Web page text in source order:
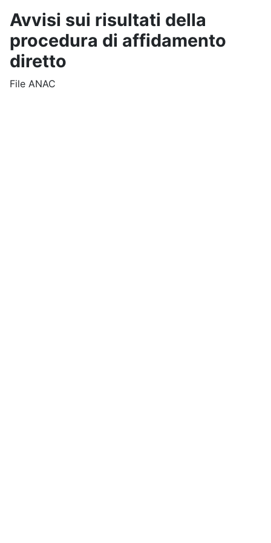
Avvisi sui risultati della
procedura di affidamento
diretto
File ANAC